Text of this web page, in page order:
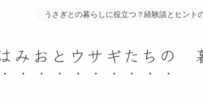
うさぎとの暮らしに役立つ？経験談とヒント
みおとウサギたちの